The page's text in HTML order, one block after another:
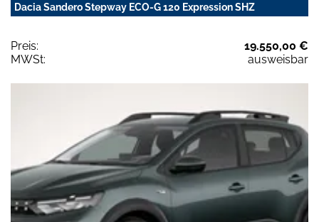
Dacia Sandero Stepway ECO-G 120 Expression SHZ
Preis:
19.550,00 €
MWSt:
ausweisbar